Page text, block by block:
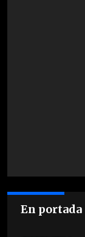
En portada